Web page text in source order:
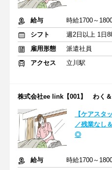
給与
時給1700～
シフト
雇用形態
派遣社員
アクセス
立川駅
株式会社ee link【001】 わく＆
【ケアスタ
／残業なし
◎
給与
時給1700～